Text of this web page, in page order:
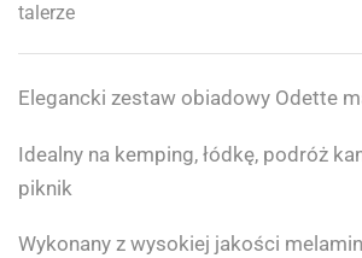
talerze
Elegancki zestaw obiadowy Odette
Idealny na kemping, łódkę, podróż
piknik
Wykonany z wysokiej jakości